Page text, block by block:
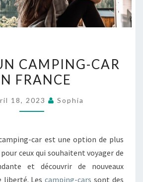
UN
CAMPING-
CAMPING-CAR
FRANCE
18, 2023 Sophia
car est une option de plus
ceux qui souhaitent voyager de
et découvrir de nouveaux
liberté. Lescamping-cars sont des